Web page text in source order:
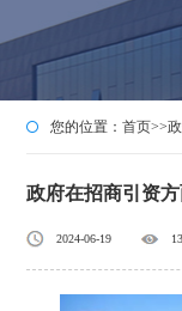
您的位置：首页>>
政府在招商引资
2024-06-19